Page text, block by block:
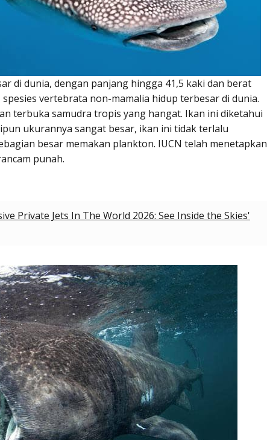
di dunia, dengan panjang hingga 41,5 kaki dan berat
vertebrata non-mamalia hidup terbesar di dunia.
terbuka samudra tropis yang hangat. Ikan ini diketahui
ukurannya sangat besar, ikan ini tidak terlalu
besar memakan plankton. IUCN telah menetapkan
punah.
Private Jets In The World 2026: See Inside the Skies'